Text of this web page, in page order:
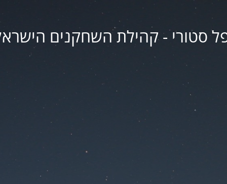
סטורי - קהילת השחקנים